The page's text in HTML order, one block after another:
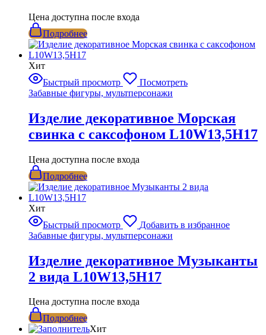
Цена доступна после входа
Подробнее
Хит
Быстрый просмотр
Посмотреть
Забавные фигуры, мультперсонажи
Изделие декоративное Морская
свинка с саксофоном L10W13,5H17
Цена доступна после входа
Подробнее
Хит
Быстрый просмотр
Добавить в избранное
Забавные фигуры, мультперсонажи
Изделие декоративное Музыканты
2 вида L10W13,5H17
Цена доступна после входа
Подробнее
Хит